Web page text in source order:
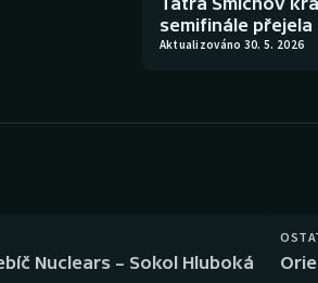
semifinále přejela
Aktualizováno 30. 5. 2026
Nuclears – Sokol Hluboká